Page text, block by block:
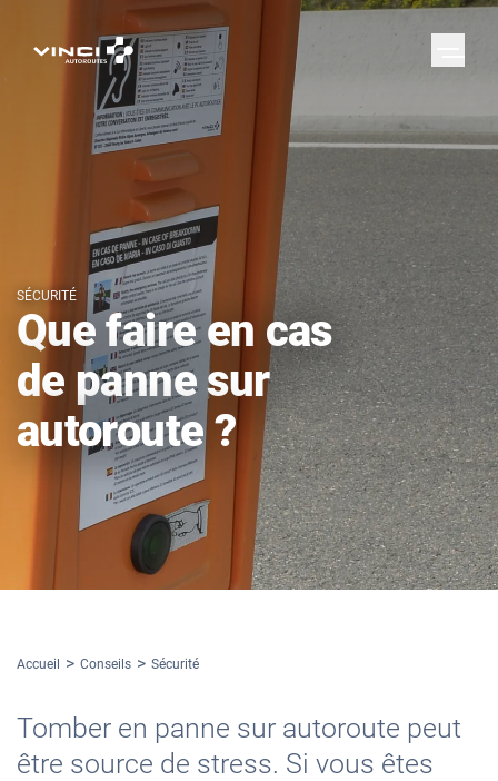
SÉCURITÉ
Que faire en cas
de panne sur
autoroute ?
Accueil Conseils Sécurité
Tomber en panne sur autoroute peut
être source de stress. Si vous êtes